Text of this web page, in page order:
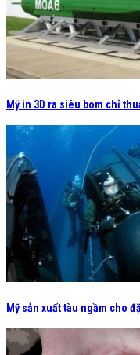
Mỹ in 3D ra siêu bom chỉ
Mỹ sản xuất tàu ngầm cho